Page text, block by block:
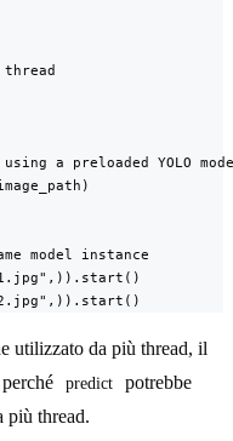
a preloaded YOLO
model instance
utilizzato da più thread, il
predict
potrebbe
più thread.